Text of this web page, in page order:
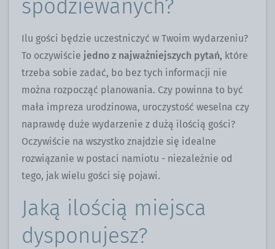
spodziewanych?
Ilu gości będzie uczestniczyć w Twoim wydarzeniu?
To oczywiście jedno z najważniejszych pytań, które
trzeba sobie zadać, bo bez tych informacji nie
można rozpocząć planowania. Czy powinna to być
mała impreza urodzinowa, uroczystość weselna czy
naprawdę duże wydarzenie z dużą ilością gości?
Oczywiście na wszystko znajdzie się idealne
rozwiązanie w postaci namiotu - niezależnie od
tego, jak wielu gości się pojawi.
Jaką ilością miejsca
dysponujesz?